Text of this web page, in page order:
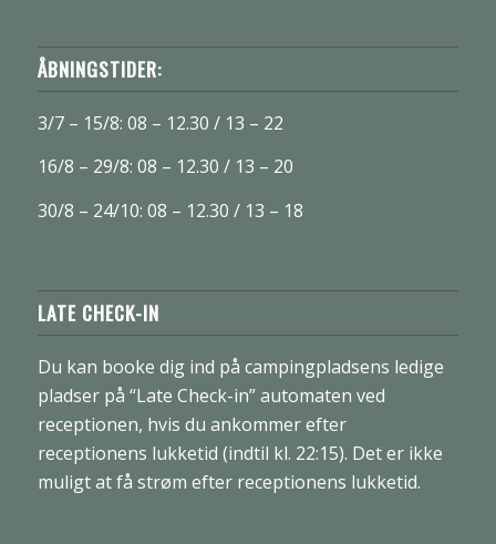
ÅBNINGSTIDER:
3/7 – 15/8: 08 – 12.30 / 13 – 22
16/8 – 29/8: 08 – 12.30 / 13 – 20
30/8 – 24/10: 08 – 12.30 / 13 – 18
LATE CHECK-IN
Du kan booke dig ind på campingpladsens ledige
pladser på “Late Check-in” automaten ved
receptionen, hvis du ankommer efter
receptionens lukketid (indtil kl. 22:15). Det er ikke
muligt at få strøm efter receptionens lukketid.